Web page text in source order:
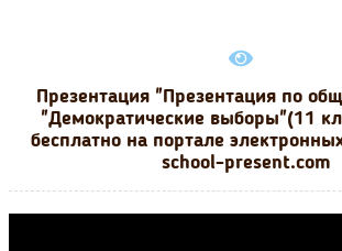
Презентация "Презентация по
"Демократические выборы"(11
бесплатно на портале
school-present.com